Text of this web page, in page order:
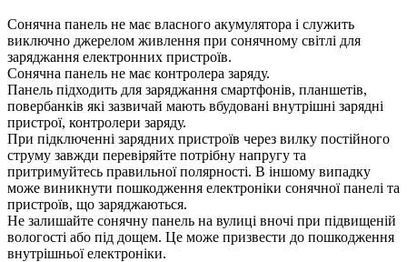
Сонячна панель не має власного акумулятора і служить
виключно джерелом живлення при сонячному світлі для
заряджання електронних пристроїв.
Сонячна панель не має контролера заряду.
Панель підходить для заряджання смартфонів, планшетів,
повербанків які зазвичай мають вбудовані внутрішні зарядні
пристрої, контролери заряду.
При підключенні зарядних пристроїв через вилку постійного
струму завжди перевіряйте потрібну напругу та
притримуйтесь правильної полярності. В іншому випадку
може виникнути пошкодження електроніки сонячної панелі та
пристроїв, що заряджаються.
Не залишайте сонячну панель на вулиці вночі при підвищеній
вологості або під дощем. Це може призвести до пошкодження
внутрішньої електроніки.